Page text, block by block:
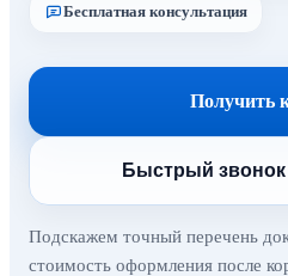
Бесплатная консультация
Получить
Быстрый звонок
Подскажем точный перечень
стоимость оформления после